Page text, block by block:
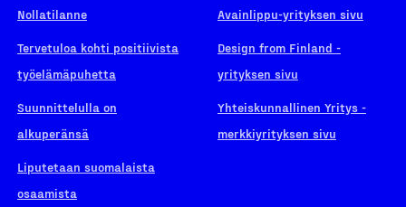
Nollatilanne
Tervetuloa kohti positiivista
työelämäpuhetta
Suunnittelulla on
alkuperänsä
Liputetaan suomalaista
osaamista
Avainlippu-yrityksen sivu
Design from Finland -
yrityksen sivu
Yhteiskunnallinen Yritys -
merkkiyrityksen sivu